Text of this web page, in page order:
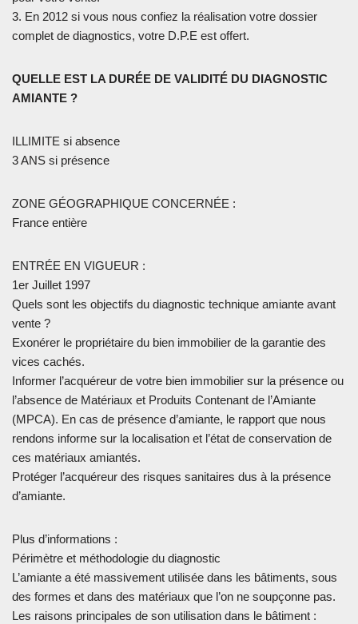
3. En 2012 si vous nous confiez la réalisation votre dossier
complet de diagnostics, votre D.P.E est offert.
QUELLE EST LA DURÉE DE VALIDITÉ DU DIAGNOSTIC
AMIANTE ?
ILLIMITE si absence
3 ANS si présence
ZONE GÉOGRAPHIQUE CONCERNÉE :
France entière
ENTRÉE EN VIGUEUR :
1er Juillet 1997
Quels sont les objectifs du diagnostic technique amiante avant
vente ?
Exonérer le propriétaire du bien immobilier de la garantie des
vices cachés.
Informer l’acquéreur de votre bien immobilier sur la présence ou
l’absence de Matériaux et Produits Contenant de l’Amiante
(MPCA). En cas de présence d’amiante, le rapport que nous
rendons informe sur la localisation et l’état de conservation de
ces matériaux amiantés.
Protéger l’acquéreur des risques sanitaires dus à la présence
d’amiante.
Plus d’informations :
Périmètre et méthodologie du diagnostic
L’amiante a été massivement utilisée dans les bâtiments, sous
des formes et dans des matériaux que l’on ne soupçonne pas.
Les raisons principales de son utilisation dans le bâtiment :